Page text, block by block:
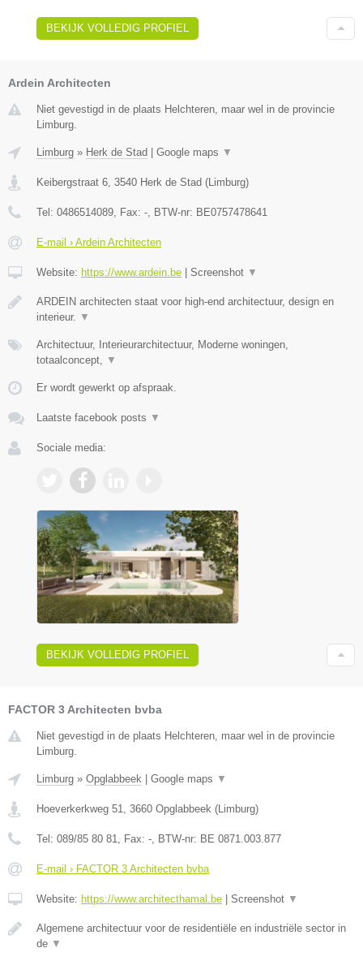
BEKIJK VOLLEDIG PROFIEL
Ardein Architecten
Niet gevestigd in de plaats Helchteren, maar wel in de provincie
Limburg.
Limburg » Herk de Stad Google maps ▼
Keibergstraat 6, 3540 Herk de Stad (Limburg)
Tel: 0486514089, Fax: -, BTW-nr: BE0757478641
E-mail › Ardein Architecten
Website: https://www.ardein.be Screenshot ▼
ARDEIN architecten staat voor high-end architectuur, design en
interieur. ▼
Architectuur, Interieurarchitectuur, Moderne woningen,
totaalconcept, ▼
Er wordt gewerkt op afspraak.
Laatste facebook posts ▼
Sociale media:
BEKIJK VOLLEDIG PROFIEL
FACTOR 3 Architecten bvba
Niet gevestigd in de plaats Helchteren, maar wel in de provincie
Limburg.
Limburg » Opglabbeek Google maps ▼
Hoeverkerkweg 51 3660 Opglabbeek ( Limburg)
Tel: 089/85 80 81 , Fax: - , BTW-nr: BE 0871.003.877
E-mail › FACTOR 3 Architecten bvba
Website: https://www.architecthamal.be Screenshot ▼
Algemene architectuur voor de residentiële en industriële sector in
de ▼